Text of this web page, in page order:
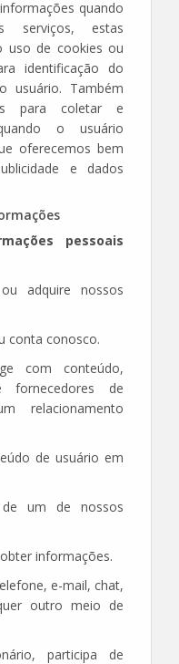
quando
serviços, estas
uso de cookies ou
identificação do
usuário. Também
para coletar e
o usuário
oferecemos bem
e dados
pessoais
adquire nossos
conta conosco.
com conteúdo,
de
relacionamento
de usuário em
um de nossos
informações.
e-mail, chat,
outro meio de
participa de